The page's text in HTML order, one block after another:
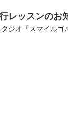
レッスンのお
ジオ「スマイル